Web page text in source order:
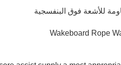
للأشعة فوق البنفسجية